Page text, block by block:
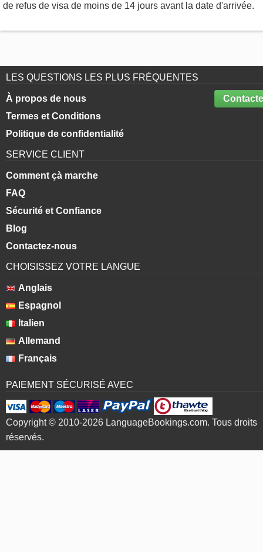
de refus de visa de moins de 14 jours avant la date d'arrivée.
LES QUESTIONS LES PLUS FRÉQUENTES
À propos de nous
Termes et Conditions
Politique de confidentialité
SERVICE CLIENT
Comment çà marche
FAQ
Sécurité et Confiance
Blog
Contactez-nous
CHOISISSEZ VOTRE LANGUE
Anglais
Espagnol
Italien
Allemand
Français
PAIEMENT SÉCURISÉ AVEC
Copyright © 2010-2026 LanguageBookings.com. Tous droits
réservés.